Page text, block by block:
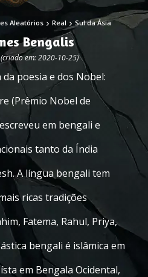
Aleatórios Real Sul da Ásia
Bengalis
em: 2020-10-25)
poesia e dos Nobel:
(Prêmio Nobel de
em bengali e
tanto da Índia
A língua bengali tem
ricas tradições
Fatema, Rahul, Priya,
bengali é islâmica em
em Bengala Ocidental,